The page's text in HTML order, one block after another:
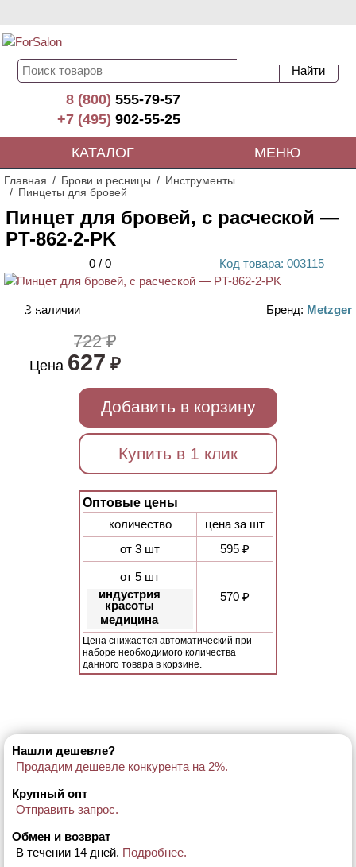
8 (800)555-79-57
+7 (495)902-55-25
КАТАЛОГ МЕНЮ
Главная Брови и ресницы
Инструменты
Пинцеты для бровей
Пинцет для бровей, с расческой —
PT-862-2-PK
0 / 0 Код товара: 003115
ХИТ
АКЦИЯ
В наличии Бренд: Metzger
722 ₽
Цена 627 ₽
Добавить в корзину
Купить в 1 клик
Оптовые цены
количество
цена за шт
от 3 шт
595 ₽
от 5 шт
индустрия
красоты
медицина
570 ₽
Цена снижается автоматический при
наборе необходимого количества
данного товара в корзине.
Нашли дешевле?
Продадим дешевле конкурента на 2%.
Крупный опт
Отправить запрос.
Обмен и возврат
В течении 14 дней. Подробнее.